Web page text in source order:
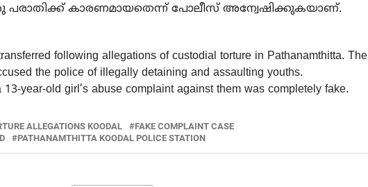
കാരണമായതെന്ന് പോലീസ് അന്വേഷിക്കുകയാണ്.
following allegations of custodial torture in Pathanamthitta. The
the police of illegally detaining and assaulting youths.
year-old girl’s abuse complaint against them was completely fake.
ALLEGATIONS KOODAL
FAKE COMPLAINT CASE
PATHANAMTHITTA KOODAL POLICE STATION